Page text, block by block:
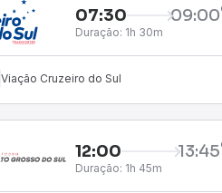
07:30 09:00
Duração: 1h 30m
Viação Cruzeiro do Sul
12:00 13:45
Duração: 1h 45m